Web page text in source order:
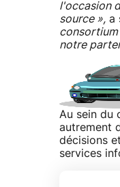
l'occasion
source », a
consortium
notre
Au sein du
autrement
décisions
services